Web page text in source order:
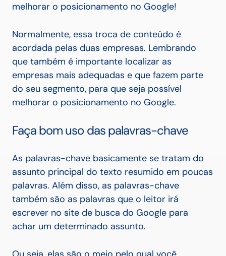
melhorar o posicionamento no Google!
Normalmente, essa troca de conteúdo é
acordada pelas duas empresas. Lembrando
que também é importante localizar as
empresas mais adequadas e que fazem parte
do seu segmento, para que seja possível
melhorar o posicionamento no Google.
Faça bom uso das palavras-chave
As palavras-chave basicamente se tratam do
assunto principal do texto resumido em poucas
palavras. Além disso, as palavras-chave
também são as palavras que o leitor irá
escrever no site de busca do Google para
achar um determinado assunto.